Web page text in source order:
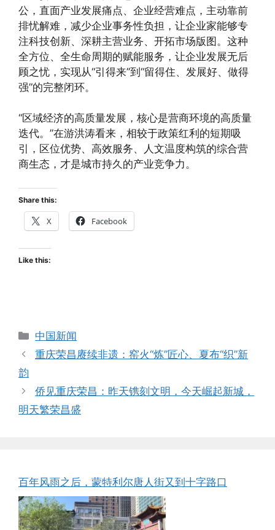
公，直面产业发展痛点、企业经营难点，主动靠前
排忧解难，减少企业事务性负担，让企业家能够专
注科技创新、深耕主营业务、开拓市场版图。这种
全方位、全生命周期的赋能服务，让企业发展无后
顾之忧，实现从“引得来”到“留得住、发展好、做得
强”的完整闭环。
“区域经济的高质量发展，核心是营商环境的高质量
迭代。”在游洪涛看来，相较于政策红利的短期吸
引，区位优势、高效服务、人文温度构筑的综合营
商生态，才是城市持久的产业竞争力。
Share this:
X Facebook
Like this:
Categories
中国新闻
重庆荣昌赓续非遗：窑火“炼”匠心、夏布“织”新
韵
侨见重庆荣昌：昨天镌刻文明，今天崛起新城，
明天繁荣昌盛
百年风雨之后，蒙特利尔唐人街又到十字路口